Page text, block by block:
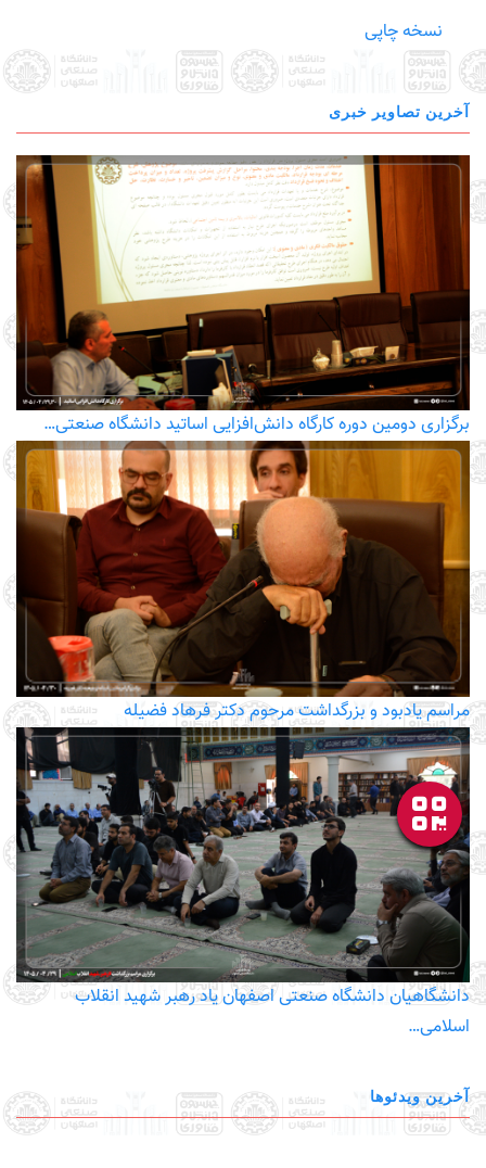
نسخه چاپی
آخرین تصاویر خبری
برگزاری دومین دوره کارگاه دانش‌افزایی اساتید دانشگاه صنعتی…
مراسم یادبود و بزرگداشت مرحوم دکتر فرهاد فضیله
دانشگاهیان دانشگاه صنعتی اصفهان یاد رهبر شهید انقلاب
اسلامی…
آخرین ویدئوها